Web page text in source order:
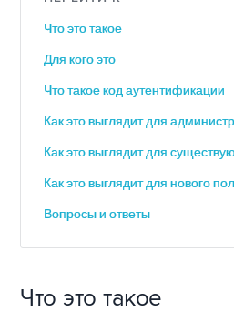
Что это такое
Для кого это
Что такое код аутентификации
Как это выглядит для
Как это выглядит для
Как это выглядит для нового
Вопросы и ответы
Что это такое